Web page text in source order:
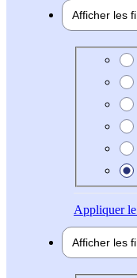
Afficher les
Date de
Appliquerle
Afficher les